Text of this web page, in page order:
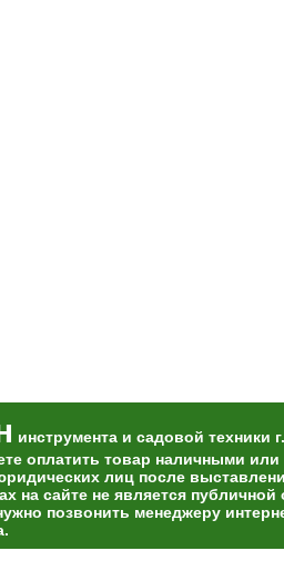
инструмента и садовой техники
оплатить товар наличными
лиц после
на сайте не является публичной
позвонить менеджеру